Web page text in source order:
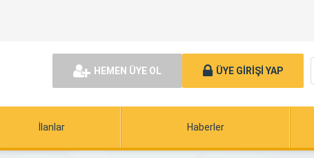
HEMEN ÜYE OL ÜYE GİRİŞİ YAP
İlanlar Haberler